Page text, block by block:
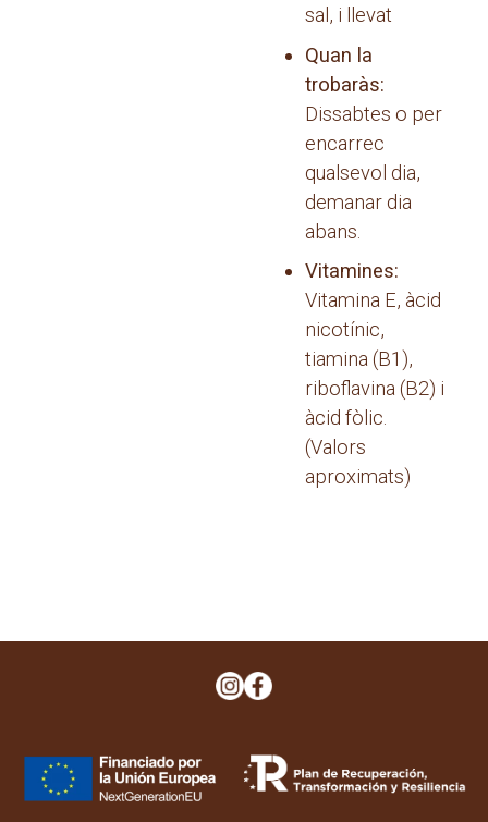
sal, i llevat
Quan la
trobaràs:
Dissabtes o per
encarrec
qualsevol dia,
demanar dia
abans.
Vitamines:
Vitamina E, àcid
nicotínic,
tiamina (B1),
riboflavina (B2) i
àcid fòlic.
(Valors
aproximats)